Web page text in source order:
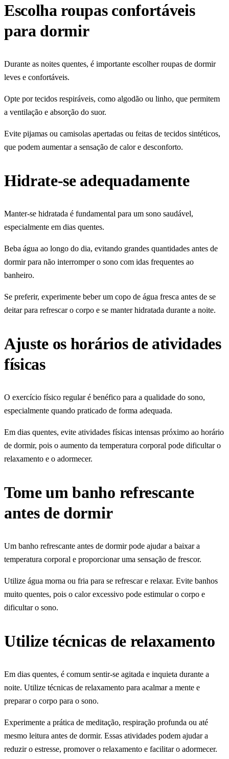
Escolha roupas confortáveis
para dormir
Durante as noites quentes, é importante escolher roupas de dormir
leves e confortáveis.
Opte por tecidos respiráveis, como algodão ou linho, que permitem
a ventilação e absorção do suor.
Evite pijamas ou camisolas apertadas ou feitas de tecidos sintéticos,
que podem aumentar a sensação de calor e desconforto.
Hidrate-se adequadamente
Manter-se hidratada é fundamental para um sono saudável,
especialmente em dias quentes.
Beba água ao longo do dia, evitando grandes quantidades antes de
dormir para não interromper o sono com idas frequentes ao
banheiro.
Se preferir, experimente beber um copo de água fresca antes de se
deitar para refrescar o corpo e se manter hidratada durante a noite.
Ajuste os horários de atividades
físicas
O exercício físico regular é benéfico para a qualidade do sono,
especialmente quando praticado de forma adequada.
Em dias quentes, evite atividades físicas intensas próximo ao horário
de dormir, pois o aumento da temperatura corporal pode dificultar o
relaxamento e o adormecer.
Tome um banho refrescante
antes de dormir
Um banho refrescante antes de dormir pode ajudar a baixar a
temperatura corporal e proporcionar uma sensação de frescor.
Utilize água morna ou fria para se refrescar e relaxar. Evite banhos
muito quentes, pois o calor excessivo pode estimular o corpo e
dificultar o sono.
Utilize técnicas de relaxamento
Em dias quentes, é comum sentir-se agitada e inquieta durante a
noite. Utilize técnicas de relaxamento para acalmar a mente e
preparar o corpo para o sono.
Experimente a prática de meditação, respiração profunda ou até
mesmo leitura antes de dormir. Essas atividades podem ajudar a
reduzir o estresse, promover o relaxamento e facilitar o adormecer.